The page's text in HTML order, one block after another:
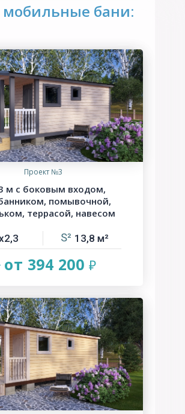
мобильные бани:
Проект №3
м с боковым входом,
помывочной,
террасой, навесом
13,8
от 394 200